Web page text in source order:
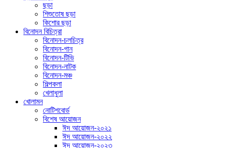
ছড়া
শিশুতোষ ছড়া
কিশোর ছড়া
বিনোদন বিচিত্রা
বিনোদন-চলচিত্র
বিনোদন-গান
বিনোদন-টিভি
বিনোদন-নাটক
বিনোদন-মঞ্চ
শিল্পকলা
খেলাধুলা
খোলামন
নোটিশবোর্ড
বিশেষ আয়োজন
ঈদ আয়োজন-২০২১
ঈদ আয়োজন-২০২২
ঈদ আয়োজন-২০২৩